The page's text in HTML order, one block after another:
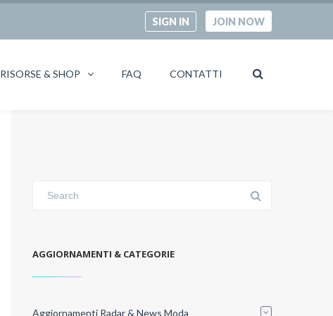
SIGN IN JOIN NOW
RISORSE & SHOP FAQ CONTATTI
AGGIORNAMENTI & CATEGORIE
Aggiornamenti Radar & News Moda